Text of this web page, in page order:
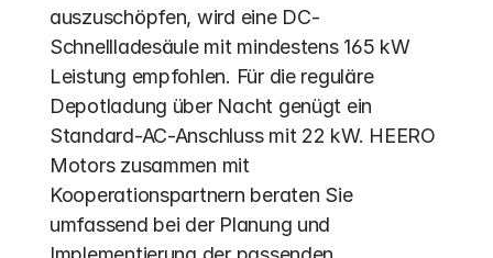
auszuschöpfen, wird eine DC-
Schnellladesäule mit mindestens 165 kW
Leistung empfohlen. Für die reguläre
Depotladung über Nacht genügt ein
Standard-AC-Anschluss mit 22 kW. HEERO
Motors zusammen mit
Kooperationspartnern beraten Sie
umfassend bei der Planung und